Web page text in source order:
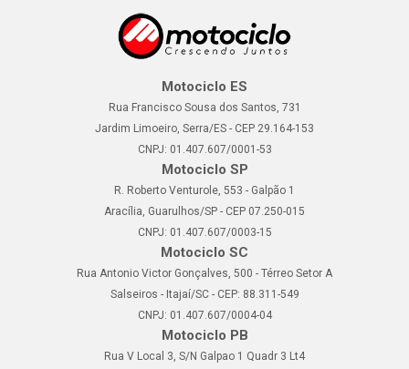
Motociclo ES
Rua Francisco Sousa dos Santos, 731
Jardim Limoeiro, Serra/ES - CEP 29.164-153
CNPJ: 01.407.607/0001-53
Motociclo SP
R. Roberto Venturole, 553 - Galpão 1
Aracília, Guarulhos/SP - CEP 07.250-015
CNPJ: 01.407.607/0003-15
Motociclo SC
Rua Antonio Victor Gonçalves, 500 - Térreo Setor A
Salseiros - Itajaí/SC - CEP: 88.311-549
CNPJ: 01.407.607/0004-04
Motociclo PB
Rua V Local 3, S/N Galpao 1 Quadr 3 Lt4